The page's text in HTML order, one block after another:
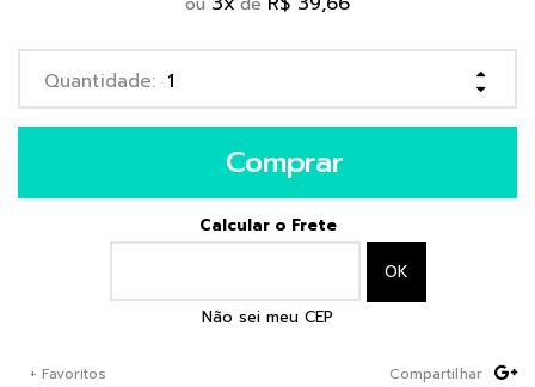
Comprar
Calcular o Frete
Não sei meu CEP
+ Favoritos Compartilhar